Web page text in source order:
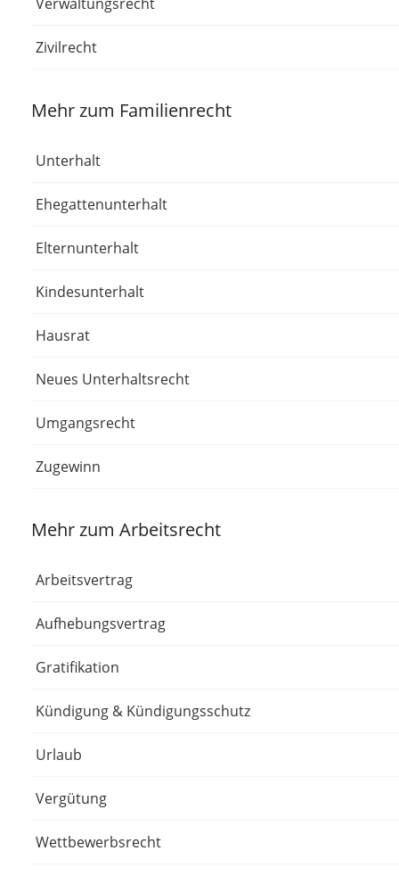
Zivilrecht
Mehr zum Familienrecht
Unterhalt
Ehegattenunterhalt
Elternunterhalt
Kindesunterhalt
Hausrat
Neues Unterhaltsrecht
Umgangsrecht
Zugewinn
Mehr zum Arbeitsrecht
Arbeitsvertrag
Aufhebungsvertrag
Gratifikation
Kündigung & Kündigungsschutz
Urlaub
Vergütung
Wettbewerbsrecht